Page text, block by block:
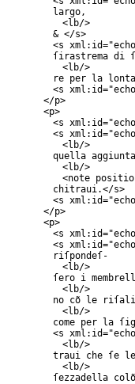
largo,
<lb/>
& </s>
<s xml:id="
ſirastrema di
<lb/>
re per la
<s xml:id="
</p>
<p>
<s xml:id="
<s xml:id="
<lb/>
quella
<lb/>
<note
chitraui.</s>
<s xml:id="
</p>
<p>
<s xml:id="
<s xml:id="
riſpondeſ-
<lb/>
ſero i
<lb/>
no cõ le
<lb/>
come per la
<s xml:id="
<lb/>
traui che ſe
<lb/>
ſezzadella